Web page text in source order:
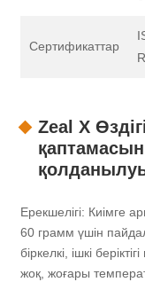
Сертификаттар
Zeal X
Ерекшелігі: Киімге
60 грамм үшін
біркелкі, ішкі
жоқ, жоғары